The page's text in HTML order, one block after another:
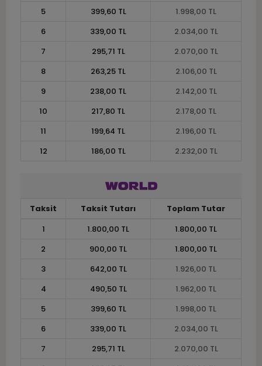
5
399,60 TL
1.998,00 TL
6
339,00 TL
2.034,00 TL
7
295,71 TL
2.070,00 TL
8
263,25 TL
2.106,00 TL
9
238,00 TL
2.142,00 TL
10
217,80 TL
2.178,00 TL
11
199,64 TL
2.196,00 TL
12
186,00 TL 2.232,00 TL
Taksit Taksit Tutarı
Toplam Tutar
1
1.800,00 TL
1.800,00 TL
2
900,00 TL
1.800,00 TL
3
642,00 TL
1.926,00 TL
4
490,50 TL
1.962,00 TL
5
399,60 TL
1.998,00 TL
6
339,00 TL
2.034,00 TL
7
295,71 TL
2.070,00 TL